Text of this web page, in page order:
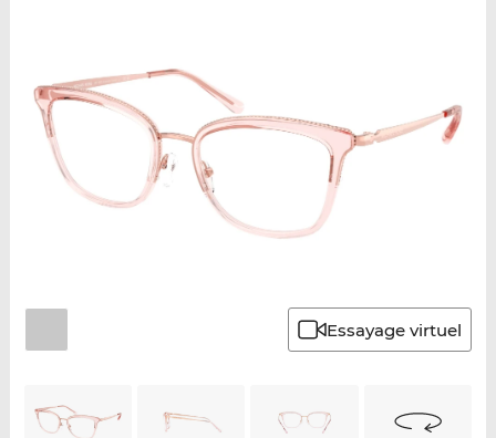
Essayage virtuel